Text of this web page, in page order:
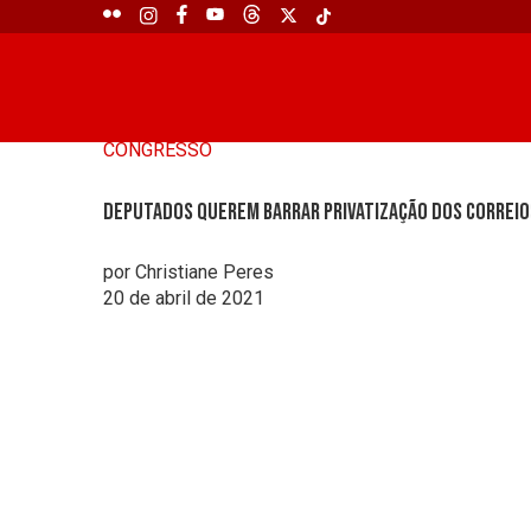
CONGRESSO
Deputados querem barrar privatização dos
por Christiane Peres
20 de abril de 2021